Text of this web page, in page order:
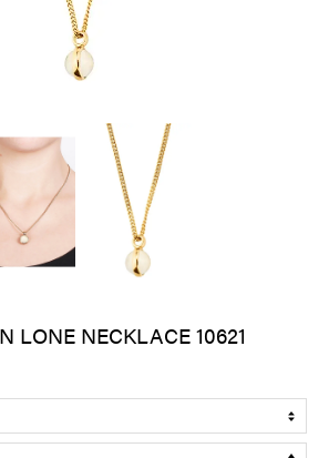
LONE NECKLACE 10621